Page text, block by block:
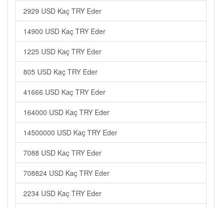
2929 USD Kaç TRY Eder
14900 USD Kaç TRY Eder
1225 USD Kaç TRY Eder
805 USD Kaç TRY Eder
41666 USD Kaç TRY Eder
164000 USD Kaç TRY Eder
14500000 USD Kaç TRY Eder
7088 USD Kaç TRY Eder
708824 USD Kaç TRY Eder
2234 USD Kaç TRY Eder